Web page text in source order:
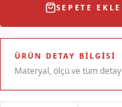
SEPETE EKLE
ÜRÜN DETAY BILGISI
Materyal, ölçü ve tüm